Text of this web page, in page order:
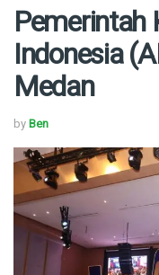
Pemerintah
Indonesia
Medan
by Ben